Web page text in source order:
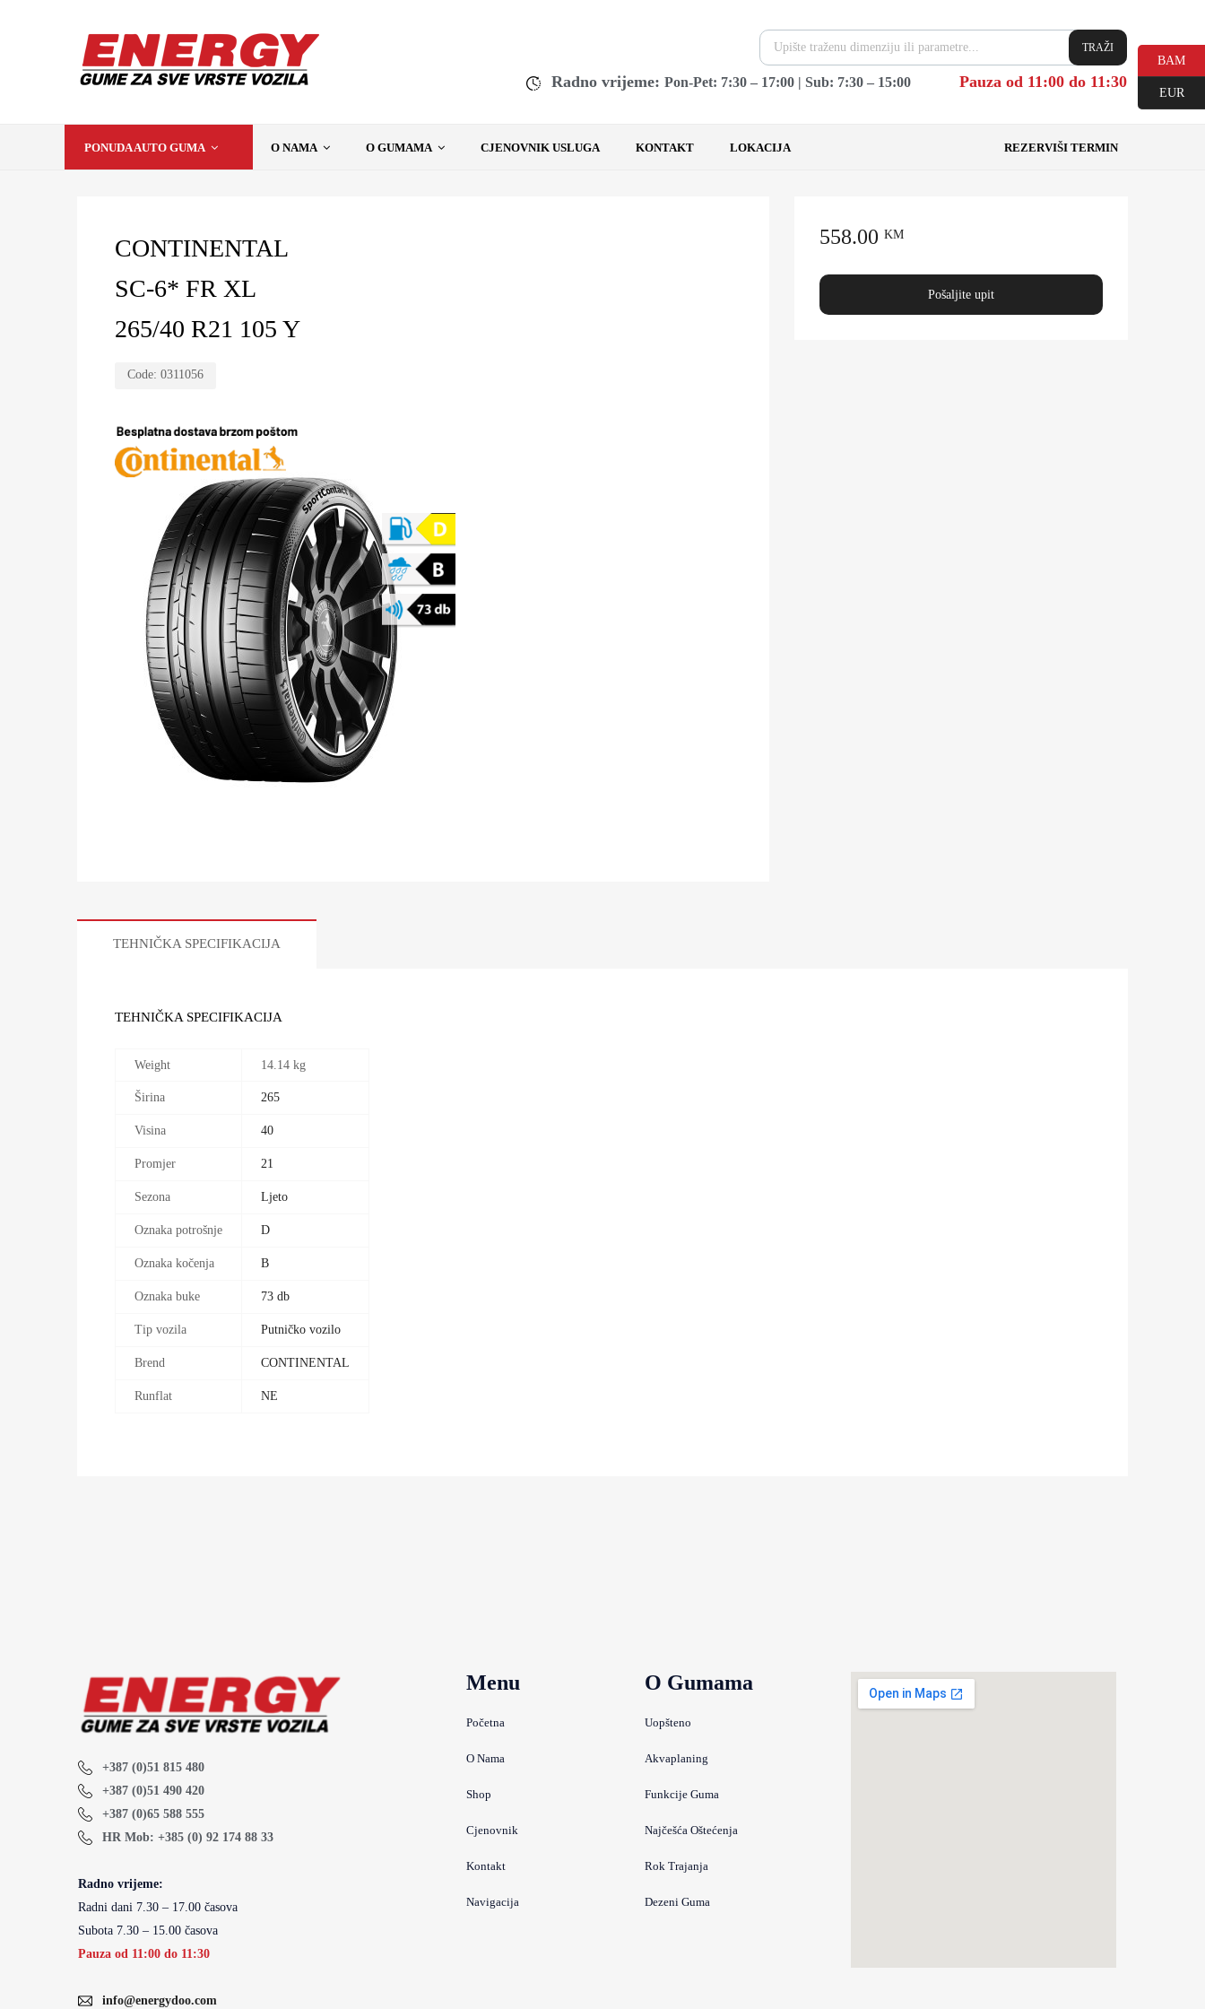
TRAŽI
Radno vrijeme: Pon-Pet: 7:30 – 17:00 | Sub: 7:30 – 15:00 Pauza od 11:00 do 11:30
PONUDA AUTO GUMA O NAMA O GUMAMA CJENOVNIK USLUGA KONTAKT LOKACIJA REZERVIŠI TERMIN
CONTINENTAL
SC-6* FR XL
265/40 R21 105 Y
Code: 0311056
558.00 KM
Pošaljite upit
TEHNIČKA SPECIFIKACIJA
TEHNIČKA SPECIFIKACIJA
Weight 14.14 kg
Širina 265
Visina 40
Promjer 21
Sezona Ljeto
Oznaka potrošnje D
Oznaka kočenja B
Oznaka buke 73 db
Tip vozila Putničko vozilo
Brend CONTINENTAL
Runflat NE
+387 (0)51 815 480
+387 (0)51 490 420
+387 (0)65 588 555
HR Mob: +385 (0) 92 174 88 33
Radno vrijeme:
Radni dani 7.30 – 17.00 časova
Subota 7.30 – 15.00 časova
Pauza od 11:00 do 11:30
info@energydoo.com
Menu
Početna
O Nama
Shop
Cjenovnik
Kontakt
Navigacija
O Gumama
Uopšteno
Akvaplaning
Funkcije Guma
Najčešća Oštećenja
Rok Trajanja
Dezeni Guma
BAM
EUR